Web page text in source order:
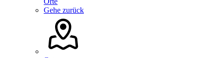
Gehe zurück